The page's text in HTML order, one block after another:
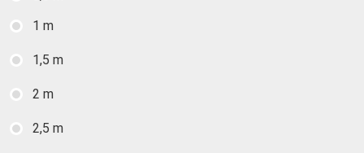
1 m
1,5 m
2 m
2,5 m